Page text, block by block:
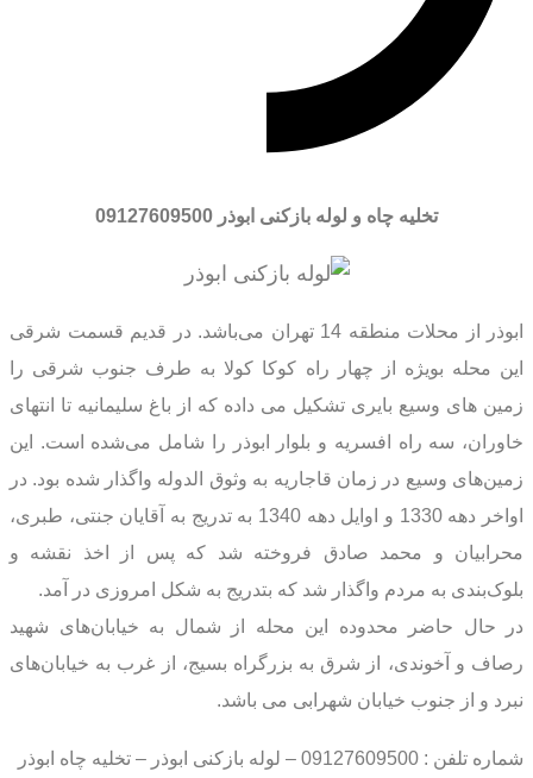
تخلیه چاه و لوله بازکنی ابوذر 09127609500
ابوذر از محلات منطقه 14 تهران می‌باشد. در قديم قسمت شرقی
اين محله بويژه از چهار راه کوکا کولا به طرف جنوب شرقی را
زمین های وسیع بایری تشكيل می داده که از باغ سلیمانیه تا انتهای
خاوران، سه راه افسریه و بلوار ابوذر را شامل می‌شده است. این
زمین‌های وسیع در زمان قاجاریه به وثوق الدوله واگذار شده بود. در
اواخر دهه 1330 و اوایل دهه 1340 به تدریج به آقایان جنتی، طبری،
محرابیان و محمد صادق فروخته شد که پس از اخذ نقشه و
بلوک‌بندی به مردم واگذار شد که بتدریج به شکل امروزی در آمد.
در حال حاضر محدوده اين محله از شمال به خيابان‌های شهيد
رصاف و آخوندی، از شرق به بزرگراه بسيج، از غرب به خيابان‌های
نبرد و از جنوب خيابان شهرابی می باشد.
شماره تلفن : 09127609500 – لوله بازکنی ابوذر – تخلیه چاه ابوذر